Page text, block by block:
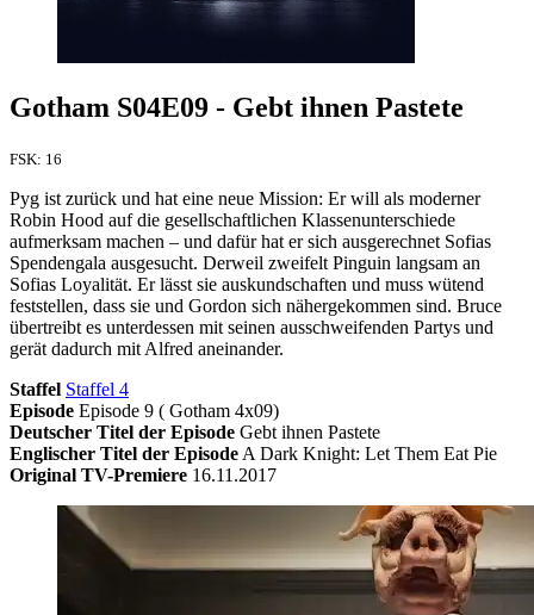
Gotham S04E09 - Gebt ihnen Pastete
FSK: 16
Pyg ist zurück und hat eine neue Mission: Er will als moderner
Robin Hood auf die gesellschaftlichen Klassenunterschiede
aufmerksam machen – und dafür hat er sich ausgerechnet Sofias
Spendengala ausgesucht. Derweil zweifelt Pinguin langsam an
Sofias Loyalität. Er lässt sie auskundschaften und muss wütend
feststellen, dass sie und Gordon sich nähergekommen sind. Bruce
übertreibt es unterdessen mit seinen ausschweifenden Partys und
gerät dadurch mit Alfred aneinander.
Staffel Staffel 4
Episode Episode 9 ( Gotham 4x09)
Deutscher Titel der Episode Gebt ihnen Pastete
Englischer Titel der Episode A Dark Knight: Let Them Eat Pie
Original TV-Premiere 16.11.2017